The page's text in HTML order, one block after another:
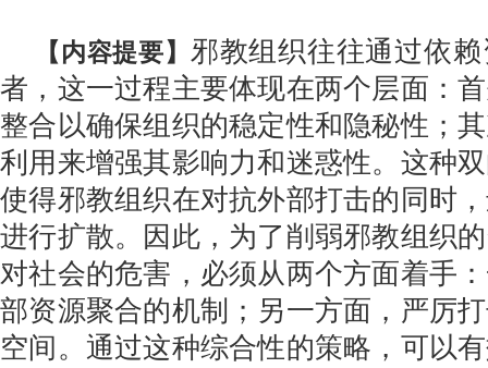
【内容提要】 邪教组织往往通过依
者，这一过程主要体现在两个层面：
整合以确保组织的稳定性和隐秘性；
利用来增强其影响力和迷惑性。这种
使得邪教组织在对抗外部打击的同时
进行扩散。因此，为了削弱邪教组织
对社会的危害，必须从两个方面着手
部资源聚合的机制；另一方面，严厉
空间。通过这种综合性的策略，可以